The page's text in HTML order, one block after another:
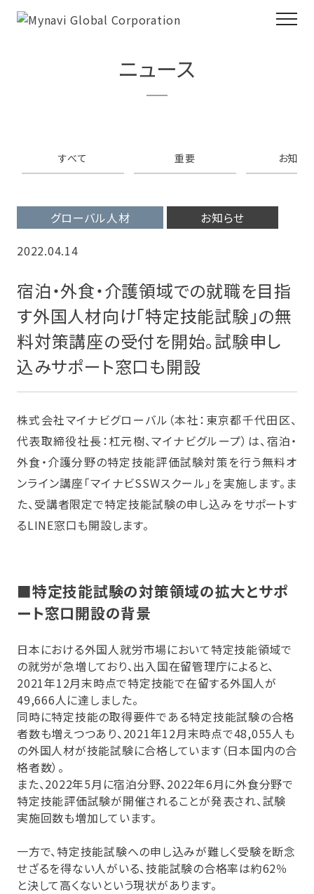
ニュース
すべて 重要 お知ら
グローバル人材
お知らせ
2022.04.14
宿泊・外食・介護領域での就職を目指
す外国人材向け「特定技能試験」の無
料対策講座の受付を開始。試験申し
込みサポート窓口も開設
株式会社マイナビグローバル（本社：東京都千代田区、
代表取締役社長：杠元樹、マイナビグループ）は、宿泊・
外食・介護分野の特定技能評価試験対策を行う無料オ
ンライン講座「マイナビSSWスクール」を実施します。ま
た、受講者限定で特定技能試験の申し込みをサポートす
るLINE窓口も開設します。
■特定技能試験の対策領域の拡大とサポ
ート窓口開設の背景
日本における外国人就労市場において特定技能領域で
の就労が急増しており、出入国在留管理庁によると、
2021年12月末時点で特定技能で在留する外国人が
49,666人に達しました。
同時に特定技能の取得要件である特定技能試験の合格
者数も増えつつあり、2021年12月末時点で48,055人も
の外国人材が技能試験に合格しています（日本国内の合
格者数）。
また、2022年5月に宿泊分野、2022年6月に外食分野で
特定技能評価試験が開催されることが発表され、試験
実施回数も増加しています。
一方で、特定技能試験への申し込みが難しく受験を断念
せざるを得ない人がいる、技能試験の合格率は約62％
と決して高くないという現状があります。